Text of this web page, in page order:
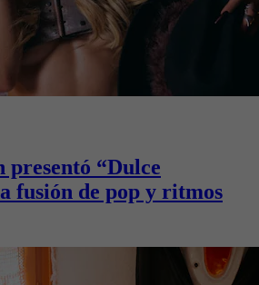
presentó “Dulce
fusión de pop y ritmos